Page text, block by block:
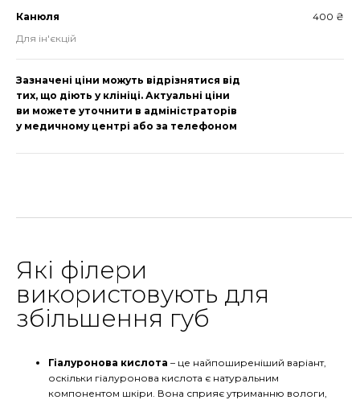
Канюля
400 ₴
Для ін'єкцій
Зазначені ціни можуть відрізнятися від
тих, що діють у клініці. Актуальні ціни
ви можете уточнити в адміністраторів
у медичному центрі або за телефоном
Які філери
використовують для
збільшення губ
Гіалуронова кислота – це найпоширеніший варіант,
оскільки гіалуронова кислота є натуральним
компонентом шкіри. Вона сприяє утриманню вологи,